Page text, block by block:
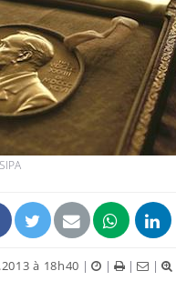
à 18h40 | | | |